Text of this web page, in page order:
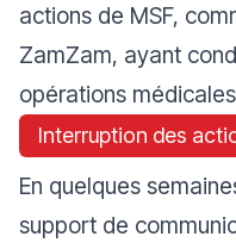
actions de MSF,
ZamZam, ayant
opérations
Interruption des
En quelques
support de